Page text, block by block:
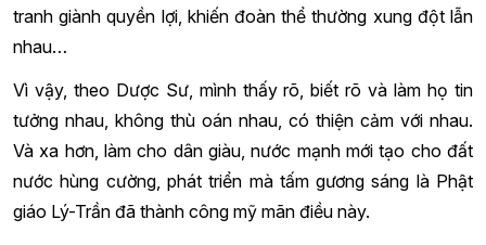
tranh giành quyền lợi, khiến đoàn thể thường xung đột lẫn
nhau…
Vì vậy, theo Dược Sư, mình thấy rõ, biết rõ và làm họ tin
tưởng nhau, không thù oán nhau, có thiện cảm với nhau.
Và xa hơn, làm cho dân giàu, nước mạnh mới tạo cho đất
nước hùng cường, phát triển mà tấm gương sáng là Phật
giáo Lý-Trần đã thành công mỹ mãn điều này.